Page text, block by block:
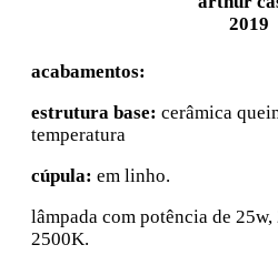
2019
acabamentos:
estrutura base: cerâmica
temperatura
cúpula: em linho.
lâmpada com potência de
2500K.